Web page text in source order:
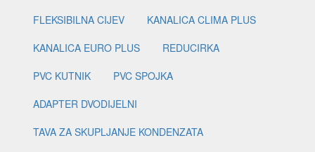
FLEKSIBILNA CIJEV
KANALICA CLIMA PLUS
KANALICA EURO PLUS
REDUCIRKA
PVC KUTNIK
PVC SPOJKA
ADAPTER DVODIJELNI
TAVA ZA SKUPLJANJE KONDENZATA